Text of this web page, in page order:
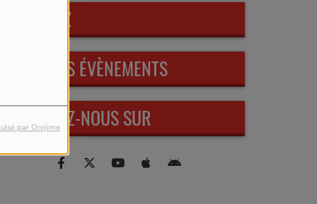
par Orejime
PARTICIPEZ
PROCHAINS ÉVÈNEMENTS
RETROUVEZ-NOUS SUR